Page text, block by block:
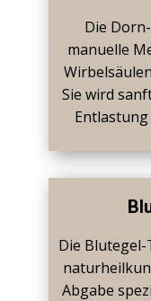
Die
manuelle
Sie wird
Die
Abgabe